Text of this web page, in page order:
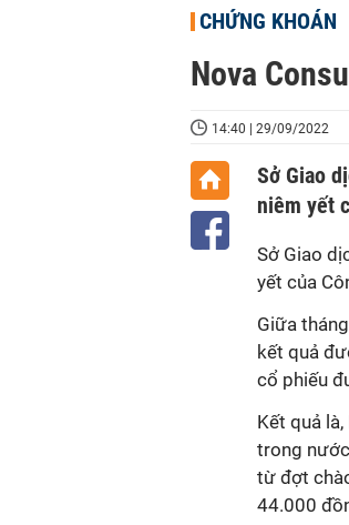
CHỨNG KHOÁN
Nova
14:40 | 29/09/2022
Sở Giao
niêm yết
Sở Giao
yết của
Giữa
kết quả
cổ phiếu
Kết quả
trong
từ đợt
44.000